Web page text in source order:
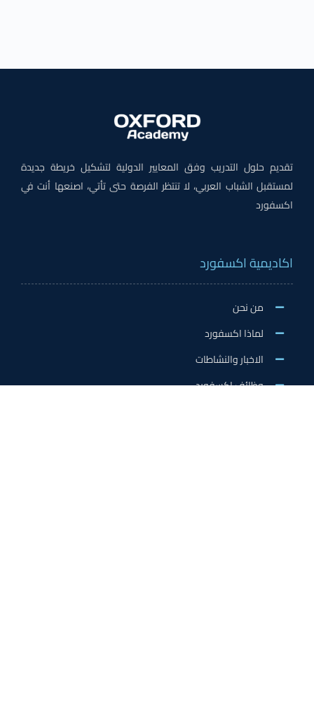
تقديم حلول التدريب وفق المعايير الدولية لتشكيل خريطة جديدة
لمستقبل الشباب العربي، لا تنتظر الفرصة حتى تأتي، اصنعها أنت في
اكسفورد
اكاديمية اكسفورد
من نحن
لماذا اكسفورد
الاخبار والنشاطات
وظائف اكسفورد